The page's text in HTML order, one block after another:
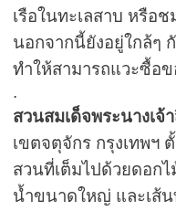
เรือในทะเลสาบ หรือ
นอกจากนี้ยังอยู่ใกล้ๆ
ทำให้สามารถแวะซื้อ
.
สวนสมเด็จพระนางเ
เขตจตุจักร กรุงเทพฯ
สวนที่เต็มไปด้วยดอก
น้ำขนาดใหญ่ และเส้น